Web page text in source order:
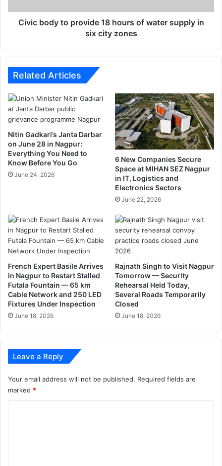
e
r
e
V
i
z
y
T
r
o
p
n
t
h
e
e
s
t
Z
o
e
i
c
y
i
d
8
h
o
u
r
s
a
t
e
r
s
u
p
p
l
y
x
c
Civic body to provide 18 hours of water supply in
six city zones
Related Articles
Nitin Gadkari’s Janta Darbar
on June 28 in Nagpur:
Everything You Need to
Know Before You Go
June 24, 2026
6 New Companies Secure
Space at MIHAN SEZ Nagpur
in IT, Logistics and
Electronics Sectors
June 22, 2026
French Expert Basile Arrives
in Nagpur to Restart Stalled
Futala Fountain — 65 km
Cable Network and 250 LED
Fixtures Under Inspection
June 18, 2026
Rajnath Singh to Visit Nagpur
Tomorrow — Security
Rehearsal Held Today,
Several Roads Temporarily
Closed
June 18, 2026
Leave a Reply
Your email address will not be published. Required fields are
marked *